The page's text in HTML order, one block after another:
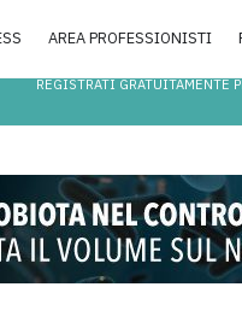
AREA PROFESSIONISTI
REGISTRATI GRATUITAMENTE